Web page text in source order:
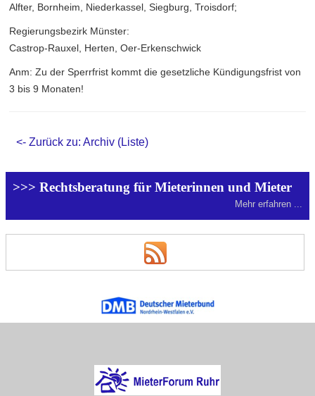
Alfter, Bornheim, Niederkassel, Siegburg, Troisdorf;
Regierungsbezirk Münster:
Castrop-Rauxel, Herten, Oer-Erkenschwick
Anm: Zu der Sperrfrist kommt die gesetzliche Kündigungsfrist von
3 bis 9 Monaten!
<- Zurück zu: Archiv (Liste)
>>> Rechtsberatung für Mieterinnen und Mieter
Mehr erfahren ...